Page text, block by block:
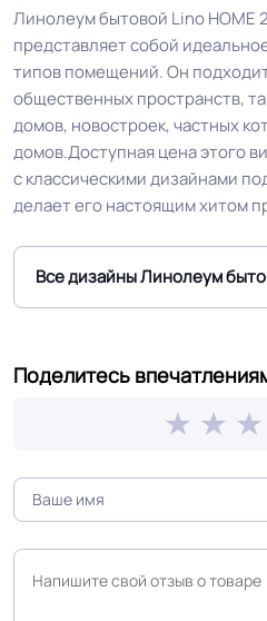
Допуск изменения
толщин
+-10%
Класс горючести
КМ 5
Класс 21/22
Группа истираемости
Защитный слой
рабочего слоя
+-10%
Линолеум бытовой Lino
представляет собой
типов помещений. Он подходит
общественных пространств,
домов, новостроек, частных
домов.Доступная цена этого
с классическими дизайнами
делает его настоящим хитом
Все дизайны Линолеум
Поделитесь